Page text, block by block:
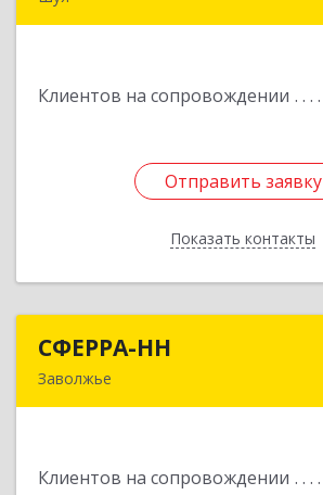
Клиентов на сопровождении
Отправить заявку
Показать контакты
Отправить заявку
Назад
СФЕРРА-НН
Заволжье
Клиентов на сопровождении